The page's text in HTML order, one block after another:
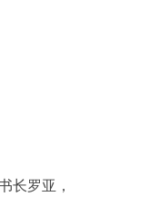
长罗亚，